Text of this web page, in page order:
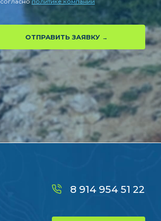
ОТПРАВИТЬ ЗАЯВКУ
8 914 954 51 22